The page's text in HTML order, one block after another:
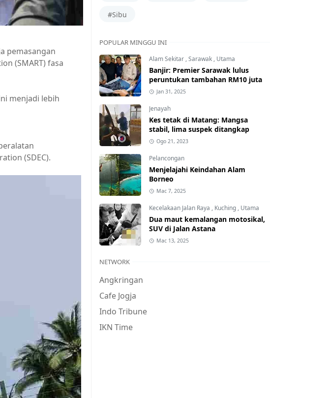
pemasangan
(SMART) fasa
menjadi lebih
(SDEC).
#Sibu
POPULAR MINGGU INI
Alam Sekitar ,Sarawak , Utama
Banjir: Premier Sarawak lulus
peruntukan tambahan RM10 juta
Jan 31, 2025
Jenayah
Kes tetak di Matang: Mangsa
stabil, lima suspek ditangkap
Ogo 21, 2023
Pelancongan
Menjelajahi Keindahan Alam
Borneo
Mac 7, 2025
Kecelakaan Jalan Raya , Kuching , Utama
Dua maut kemalangan motosikal,
SUV di Jalan Astana
Mac 13, 2025
NETWORK
Angkringan
Cafe Jogja
Indo Tribune
IKN Time